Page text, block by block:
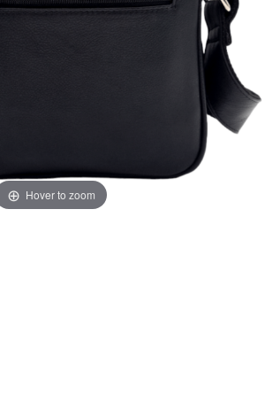
Hover to zoom